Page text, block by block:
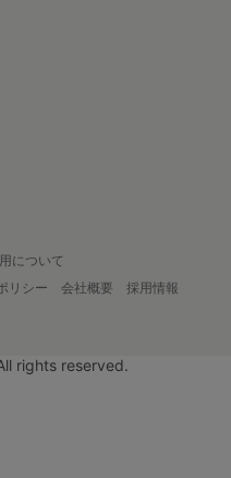
について
リシー 会社概要
採用情報
rights reserved.